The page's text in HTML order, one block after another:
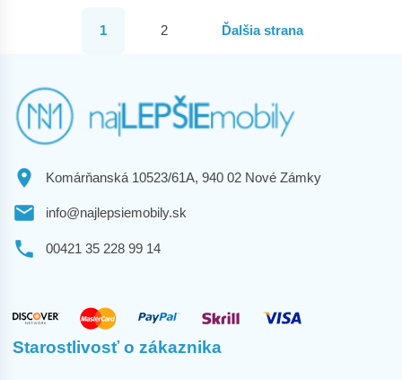
1 2 Ďalšia strana
Komárňanská 10523/61A, 940 02 Nové Zámky
info@najlepsiemobily.sk
00421 35 228 99 14
Starostlivosť o zákaznika